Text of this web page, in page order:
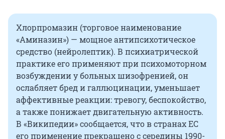
Хлорпромазин (торговое наименование
«Аминазин») — мощное антипсихотическое
средство (нейролептик). В психиатрической
практике его применяют при психомоторном
возбуждении у больных шизофренией, он
ослабляет бред и галлюцинации, уменьшает
аффективные реакции: тревогу, беспокойство,
а также понижает двигательную активность.
В «Википедии» сообщается, что в странах ЕС
его применение прекращено с середины 1990-